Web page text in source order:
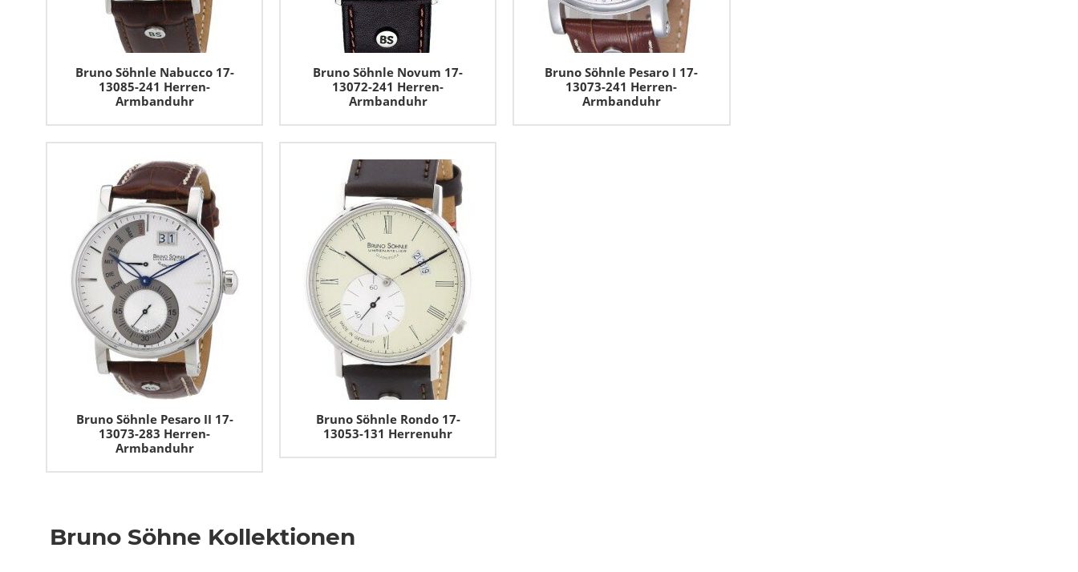
Bruno Söhnle Nabucco 17-
13085-241 Herren-
Armbanduhr
Bruno Söhnle Novum 17-
13072-241 Herren-
Armbanduhr
Bruno Söhnle Pesaro I 17-
13073-241 Herren-
Armbanduhr
Bruno Söhnle Pesaro II 17-
13073-283 Herren-
Armbanduhr
Bruno Söhnle Rondo 17-
13053-131 Herrenuhr
Bruno Söhne Kollektionen